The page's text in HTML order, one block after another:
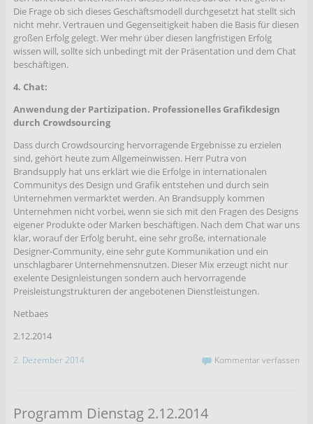
Die Frage ob sich dieses Geschäftsmodell durchgesetzt hat stellt sich
nicht mehr. Vertrauen und Gegenseitigkeit haben die Basis für diesen
großen Erfolg gelegt. Wer mehr über diesen langfristigen Erfolg
wissen will, sollte sich unbedingt mit der Präsentation und dem Chat
beschäftigen.
4. Chat:
Anwendung der Partizipation. Professionelles Grafikdesign
durch Crowdsourcing
Dass durch Crowdsourcing hervorragende Ergebnisse zu erzielen
sind, gehört heute zum Allgemeinwissen. Herr Putra von
Brandsupply hat uns erklärt wie die Erfolge in internationalen
Communitys des Design und Grafik entstehen und durch sein
Unternehmen vermarktet werden. An Brandsupply kommen
Unternehmen nicht vorbei, wenn sie sich mit den Fragen des Designs
eigener Produkte oder Marken beschäftigen. Nach dem Chat war uns
klar, worauf der Erfolg beruht, eine sehr große, internationale
Designer-Community, eine sehr gute Kommunikation und ein
unschlagbarer Unternehmensnutzen. Dieser Mix erzeugt nicht nur
exelente Designleistungen sondern auch hervorragende
Preisleistungstrukturen der angebotenen Dienstleistungen.
Netbaes
2.12.2014
2. Dezember 2014 Kommentar verfassen
Programm Dienstag 2.12.2014